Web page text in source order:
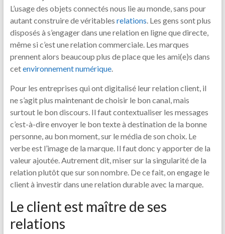
L’usage des objets connectés nous lie au monde, sans pour
autant construire de véritables relations. Les gens sont plus
disposés à s’engager dans une relation en ligne que directe,
même si c’est une relation commerciale. Les marques
prennent alors beaucoup plus de place que les ami(e)s dans
cetenvironnement numérique.
Pour les entreprises qui ont digitalisé leur relation client, il
ne s’agit plus maintenant de choisir le bon canal, mais
surtout le bon discours. Il faut contextualiser les messages
c’est-à-dire envoyer le bon texte à destination de la bonne
personne, au bon moment, sur le média de son choix. Le
verbe est l’image de la marque. Il faut donc y apporter de la
valeur ajoutée. Autrement dit, miser sur la singularité de la
relation plutôt que sur son nombre. De ce fait, on engage le
client à investir dans une relation durable avec la marque.
Le client est maître de ses
relations